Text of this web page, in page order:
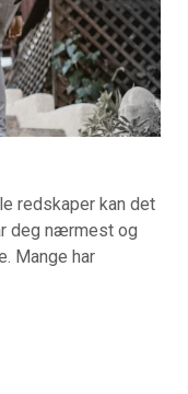
redskaper kan det
deg nærmest og
Mange har